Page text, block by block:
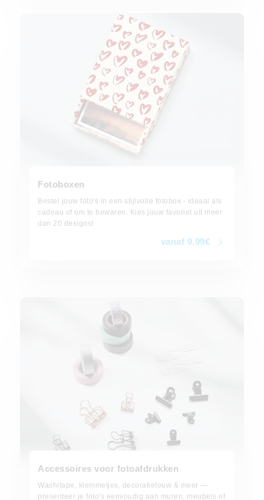
Fotoboxen
Bestel jouw foto's in een stijlvolle fotobox - ideaal als
cadeau of om te bewaren. Kies jouw favoriet uit meer
dan 20 designs!
vanaf 9,99€
Accessoires voor fotoafdrukken
Washitape, klemmetjes, decoratietouw & meer —
presenteer je foto's eenvoudig aan muren, meubels of